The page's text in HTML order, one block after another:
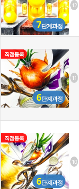
7단계과정
12
6단계과정
직접등록
11
6단계과정
직접등록
10